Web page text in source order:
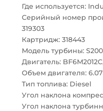
Где используется:
Серийный номер
319303
Картридж: 318443
Модель турбины:
Двигатель:
Объем двигателя:
Тип топлива: Diesel
Угол наклона
Угол наклона